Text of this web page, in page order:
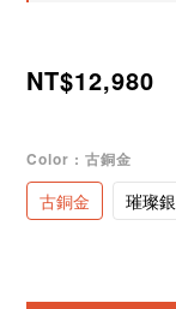
NT$12,980
Color : 古銅金
古銅金 璀璨銀